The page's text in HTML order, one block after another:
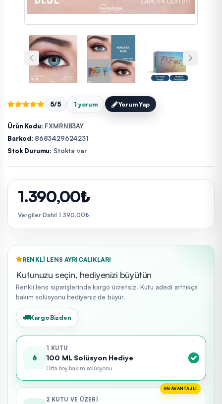
5/5 1 yorum Yorum Yap
Ürün Kodu: FXMRNB3AY
Barkod: 8683429624231
Stok Durumu: Stokta var
1.390,00₺
Vergiler Dahil 1.390,00₺
RENKLI LENS AYRICALIKLARI
Kutunuzu seçin, hediyenizi büyütün
Renkli lens siparişlerinde kargo ücretsiz. Kutu adedi arttıkça
bakım solüsyonu hediyeniz de büyür.
Kargo Bizden
1 KUTU
100 ML Solüsyon Hediye
Orta boy bakım solüsyonu
EN AVANTAJLI
2 KUTU VE ÜZERI